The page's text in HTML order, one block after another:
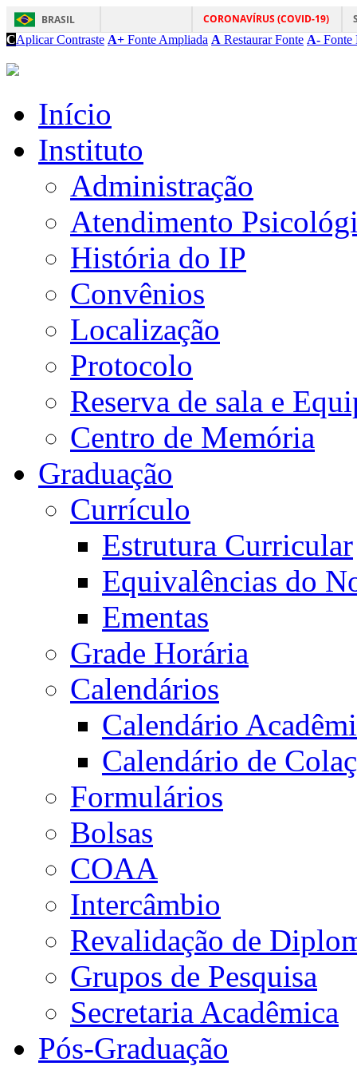
BRASIL CORONAVÍRUS (COVID-19)
CAplicar Contraste A+ Fonte Ampliada A Restaurar Fonte A- Fonte
Início
Instituto
Administração
Atendimento
História do IP
Convênios
Localização
Protocolo
Reserva de sala e
Centro de Memória
Graduação
Currículo
Estrutura Curricular
Equivalências do
Ementas
Grade Horária
Calendários
Calendário
Calendário de
Formulários
Bolsas
COAA
Intercâmbio
Revalidação de
Grupos de Pesquisa
Secretaria Acadêmica
Pós-Graduação